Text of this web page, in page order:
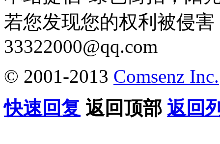
若您发现您的权利被侵
33322000@qq.com
© 2001-2013 Comsenz Inc.
快速回复 返回顶部 返回